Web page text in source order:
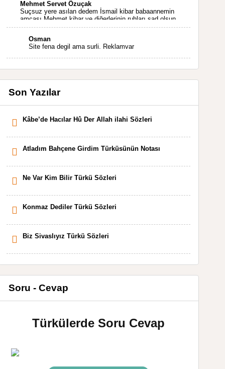
Mehmet Servet Özuçak
Suçsuz yere asılan dedem İsmail kibar babaannemin
amcası Mehmet kibar ve diğerlerinin ruhları şad olsun.
Kahrolsun Cemal paşa
Osman
Site fena degil ama surli. Reklamvar
Son Yazılar
Kâbe’de Hacılar Hû Der Allah ilahi Sözleri
Atladım Bahçene Girdim Türküsünün Notası
Ne Var Kim Bilir Türkü Sözleri
Konmaz Dediler Türkü Sözleri
Biz Sivaslıyız Türkü Sözleri
Soru - Cevap
Türkülerde Soru Cevap